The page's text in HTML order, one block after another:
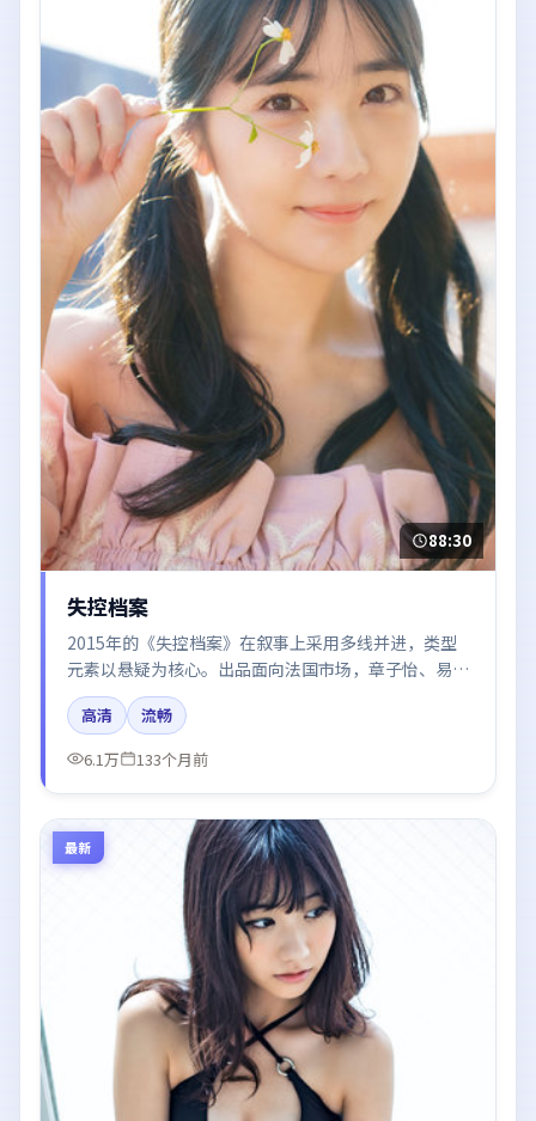
88:30
失控档案
2015年的《失控档案》在叙事上采用多线并进，类型
元素以悬疑为核心。出品面向法国市场，章子怡、易烊
千玺、倪妮、周冬雨所饰角色推动关键反转，结尾留白
引发讨论。
高清
流畅
6.1万
133个月前
最新